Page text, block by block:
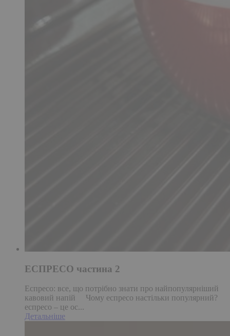
ЕСПРЕСО частина 2
Еспресо: все, що потрібно знати про найпопулярніший
кавовий напій Чому еспресо настільки популярний?
еспресо – це ос...
Детальніше